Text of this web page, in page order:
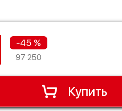
-45 %
97 250
Купить